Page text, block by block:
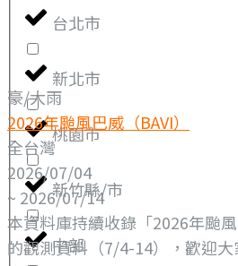
台北市
新北市
桃園市
新竹縣/市
中部
豪/大雨
2026年颱風巴威（BAVI）
全台灣
2026/07/04
~ 2026/07/14
本資料庫持續收錄「2026年颱
的觀測資料（7/4-14），歡迎大